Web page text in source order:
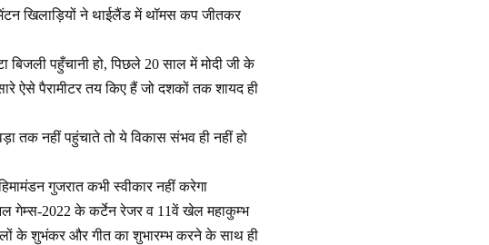
खिलाड़ियों ने थाईलैंड में थॉमस कप जीतकर
बिजली पहुँचानी हो, पिछले 20 साल में मोदी जी के
ऐसे पैरामीटर तय किए हैं जो दशकों तक शायद ही
तक नहीं पहुंचाते तो ये विकास संभव ही नहीं हो
गुजरात कभी स्वीकार नहीं करेगा
गेम्स-2022 के कर्टेन रेजर व 11वें खेल महाकुम्भ
के शुभंकर और गीत का शुभारम्भ करने के साथ ही